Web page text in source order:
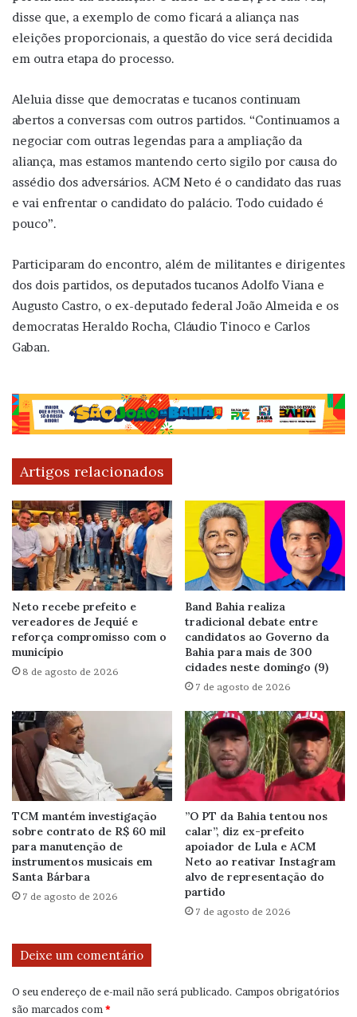
disse que, a exemplo de como ficará a aliança nas
eleições proporcionais, a questão do vice será decidida
em outra etapa do processo.
Aleluia disse que democratas e tucanos continuam
abertos a conversas com outros partidos. “Continuamos a
negociar com outras legendas para a ampliação da
aliança, mas estamos mantendo certo sigilo por causa do
assédio dos adversários. ACM Neto é o candidato das ruas
e vai enfrentar o candidato do palácio. Todo cuidado é
pouco”.
Participaram do encontro, além de militantes e dirigentes
dos dois partidos, os deputados tucanos Adolfo Viana e
Augusto Castro, o ex-deputado federal João Almeida e os
democratas Heraldo Rocha, Cláudio Tinoco e Carlos
Gaban.
Artigos relacionados
Neto recebe prefeito e
vereadores de Jequié e
reforça compromisso com o
município
8 de agosto de 2026
Band Bahia realiza
tradicional debate entre
candidatos ao Governo da
Bahia para mais de 300
cidades neste domingo (9)
7 de agosto de 2026
TCM mantém investigação
sobre contrato de R$ 60 mil
para manutenção de
instrumentos musicais em
Santa Bárbara
7 de agosto de 2026
”O PT da Bahia tentou nos
calar”, diz ex-prefeito
apoiador de Lula e ACM
Neto ao reativar Instagram
alvo de representação do
partido
7 de agosto de 2026
Deixe um comentário
O seu endereço de e-mail não será publicado. Campos obrigatórios
são marcados com*